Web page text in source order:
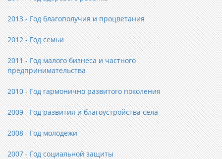
2013 - Год благополучия и процветания
2012 - Год семьи
2011 - Год малого бизнеса и частного
предпринимательства
2010 - Год гармонично развитого поколения
2009 - Год развития и благоустройства села
2008 - Год молодежи
2007 - Год социальной защиты